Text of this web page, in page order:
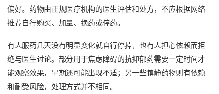
偏好。药物由正规医疗机构的医生评估和处方，不应根据网络
推荐自行购买、加量、换药或停药。
有人服药几天没有明显变化就自行停掉，也有人担心依赖而拒
绝与医生讨论。部分用于焦虑障碍的抗抑郁药需要一定时间才
能观察效果，早期还可能出现不适；另一些镇静药物则有依赖
和耐受风险，处理方式并不相同。